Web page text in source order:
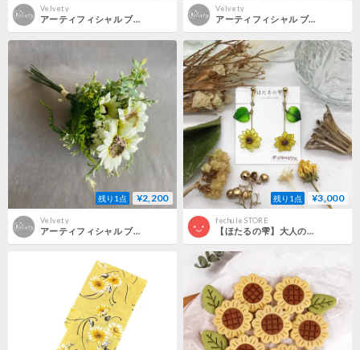
Velvety
アーティフィシャル ブーケ ひまわり BL
Velvety
アーティフィシャル ブーケ ひまわり YE
残り1点 ¥2,200
Velvety
アーティフィシャル ブーケ ひまわり WH
残り1点 ¥3,000
fechule STORE